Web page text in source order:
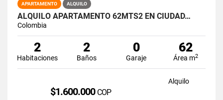
APARTAMENTO ALQUILO
ALQUILO APARTAMENTO 62MTS2 EN CIUDAD…
Colombia
2
Habitaciones
2
Baños
0
Garaje
62
Área m2
Alquilo
$1.600.000 COP